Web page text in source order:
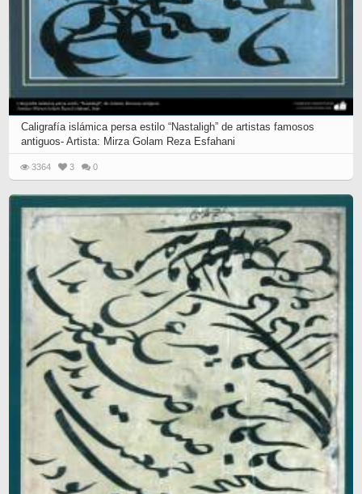
Caligrafía islámica persa estilo “Nastaligh” de artistas famosos
antiguos- Artista: Mirza Golam Reza Esfahani
3364 3 0